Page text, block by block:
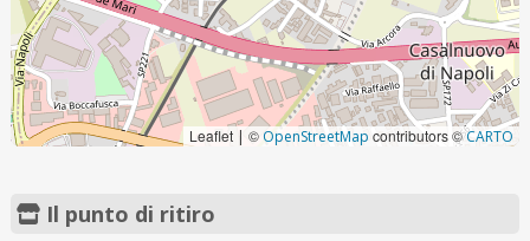
Leaflet | © OpenStreetMap contributors ©CARTO
Il punto di ritiro